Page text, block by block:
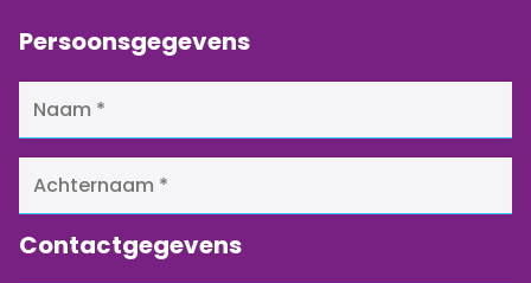
Persoonsgegevens
Contactgegevens